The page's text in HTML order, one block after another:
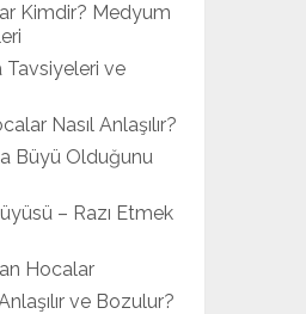
Kimdir? Medyum
ve
Nasıl Anlaşılır?
Büyü Olduğunu
– Razı Etmek
Hocalar
ve Bozulur?